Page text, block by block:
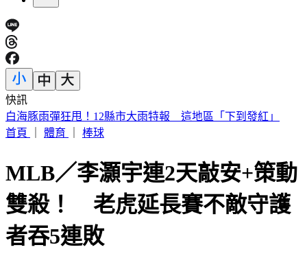
快訊
記憶體狂潮到頭了？美光目標價大砍17.8%
首頁
體育 棒球
MLB／李灝宇連2天敲安+策動
雙殺！ 老虎延長賽不敵守護
者吞5連敗